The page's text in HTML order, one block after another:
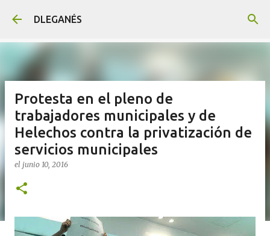
DLEGANÉS
Protesta en el pleno de
trabajadores municipales y de
Helechos contra la privatización de
servicios municipales
el junio 10, 2016